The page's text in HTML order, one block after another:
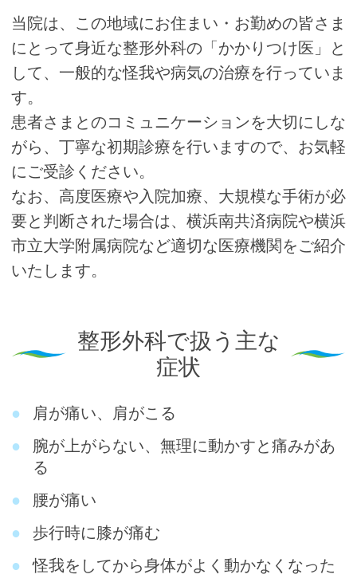
当院は、この地域にお住まい・お勤めの皆さま
にとって身近な整形外科の「かかりつけ医」と
して、一般的な怪我や病気の治療を行っていま
す。
患者さまとのコミュニケーションを大切にしな
がら、丁寧な初期診療を行いますので、お気軽
にご受診ください。
なお、高度医療や入院加療、大規模な手術が必
要と判断された場合は、横浜南共済病院や横浜
市立大学附属病院など適切な医療機関をご紹介
いたします。
整形外科で扱う主な
症状
肩が痛い、肩がこる
腕が上がらない、無理に動かすと痛みがあ
る
腰が痛い
歩行時に膝が痛む
怪我をしてから身体がよく動かなくなった